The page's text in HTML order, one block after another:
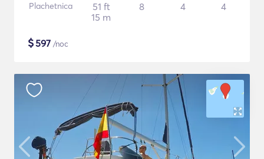
Plachetnica
51 ft
15 m
8 4 4
$597 /noc